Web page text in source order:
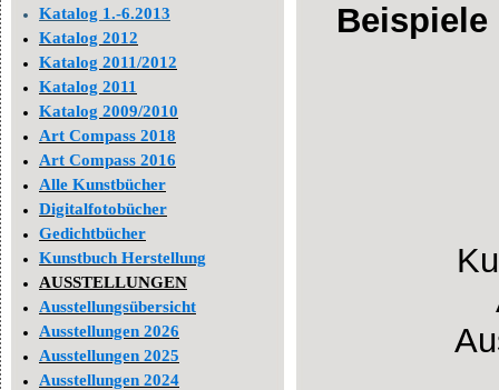
Katalog 1.-6.2013
Katalog 2012
Katalog 2011/2012
Katalog 2011
Katalog 2009/2010
Art Compass 2018
Art Compass 2016
Alle Kunstbücher
Digitalfotobücher
Gedichtbücher
Kunstbuch Herstellung
AUSSTELLUNGEN
Ausstellungsübersicht
Ausstellungen 2026
Ausstellungen 2025
Ausstellungen 2024
Beispiele